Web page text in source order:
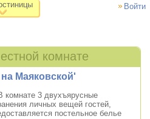
Войти
Москвы
комнате
Маяковской'
3 двухъярусные
личных вещей гостей,
постельное белье